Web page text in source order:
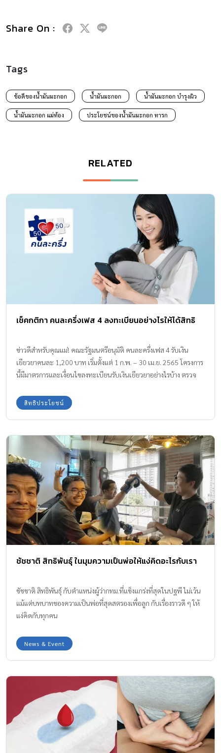
Share On :
Tags
ข้อดีของน้ำมันมะกอก น้ำมันมะกอก น้ำมันมะกอก บำรุงผิว
น้ำมันมะกอก แม่ท้อง ประโยชน์ของน้ำมันมะกอก ทารก
RELATED
เช็คกติกา คนละครึ่งเฟส 4 ลงทะเบียนอย่างไรให้ได้สิทธิ
ข่าวดีสำหรับคุณแม่! คณะรัฐมนตรีอนุมัติ คนละครึ่งเฟส 4 รับเงิน
เยียวยาคนละ 1,200 บาท เริ่มตั้งแต่ 1 ก.พ. – 30 เม.ย. 2565 โครงการ
นี้มีมาตรการและเงื่อนไขลงทะเบียนรับเงินเยียวยาอย่างไรบ้าง ตรวจ
สิทธิประโยชน์
ชัชชาติ สิทธิพันธุ์ ในมุมความเป็นพ่อให้แง่คิดอะไรกับเรา
ชัชชาติ สิทธิพันธุ์ กับตำแหน่งผู้ว่ากทม.ที่แข็งแกร่งที่สุดในปฐพี ไม่เว้น
แม้แต่บทบาทของความเป็นพ่อที่สุดสตรองเพื่อลูก กับเรื่องราวดี ๆ ให้
แง่คิดกับทุกคน
News & Event